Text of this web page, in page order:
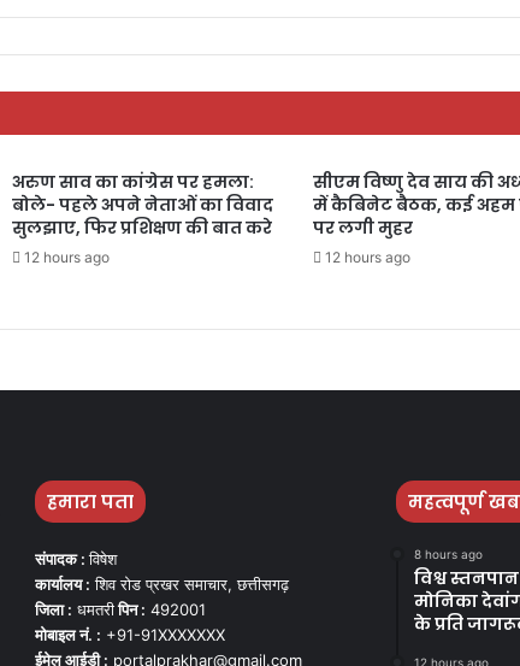
अरुण साव का कांग्रेस पर हमला:
बोले- पहले अपने नेताओं का विवाद
सुलझाए, फिर प्रशिक्षण की बात करे
12 hours ago
सीएम विष्णु देव साय की
में कैबिनेट बैठक, कई
पर लगी मुहर
12 hours ago
हमारा पता
संपादक :विषेश
कार्यालय : शिव रोड प्रखर समाचार, छत्तीसगढ़
जिला : धमतरीपिन : 492001
मोबाइल नं. : +91-91XXXXXXX
ईमेल आईडी : portalprakhar@gmail.com
महत्वपूर्ण
8 hours ago
विश्व
मोनिका
के प्रति
12 hours ago